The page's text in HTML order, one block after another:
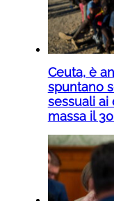
Ceuta, è
spuntano
sessuali ai
massa il